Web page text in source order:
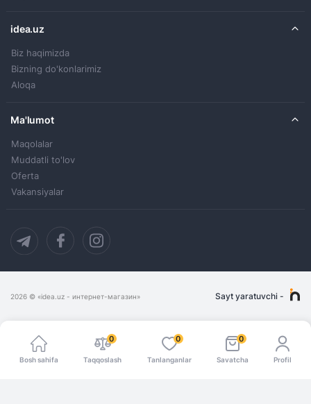
idea.uz
Biz haqimizda
Bizning do'konlarimiz
Aloqa
Ma'lumot
Maqolalar
Muddatli to'lov
Oferta
Vakansiyalar
2026 © «idea.uz - интернет-магазин» Sayt yaratuvchi-
Bosh sahifa
0
Taqqoslash
0
Tanlanganlar
0
Savatcha Profil